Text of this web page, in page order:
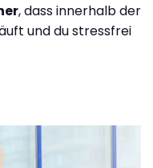
, dass innerhalb der
und du stressfrei